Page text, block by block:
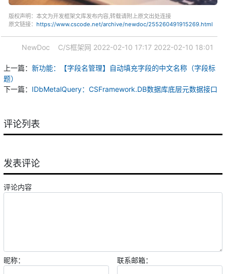
版权声明：本文为开发框架文库发布内容,转载请附上原文出处连接
原文链接： https://www.cscode.net/archive/newdoc/255260491915269.html
NewDoc C/S框架网 2022-02-10 17:17 2022-02-10 18:01
上一篇： 新功能：【字段名管理】自动填充字段的中文名称（字段标
题）
下一篇： IDbMetalQuery：CSFramework.DB数据库底层元数据接口
评论列表
发表评论
评论内容
昵称： 联系邮箱：